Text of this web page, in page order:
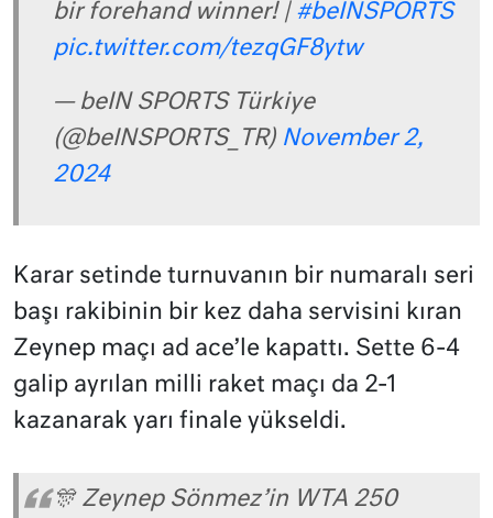
bir forehand winner! | #beINSPORTS
pic.twitter.com/tezqGF8ytw
— beIN SPORTS Türkiye
(@beINSPORTS_TR) November 2,
2024
Karar setinde turnuvanın bir numaralı seri
başı rakibinin bir kez daha servisini kıran
Zeynep maçı ad ace’le kapattı. Sette 6-4
galip ayrılan milli raket maçı da 2-1
kazanarak yarı finale yükseldi.
🎊 Zeynep Sönmez’in WTA 250